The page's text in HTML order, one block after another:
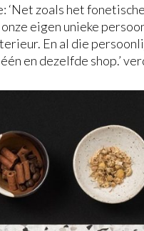
‘Net zoals het
eigen unieke
En al die
en dezelfde shop.’